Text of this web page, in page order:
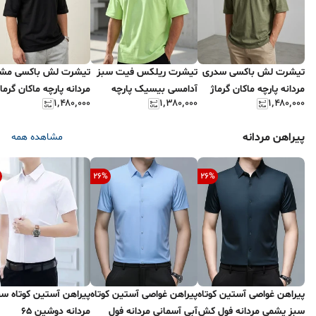
تیشرت لش باکسی سدری
مردانه پارچه ماکان گرماژ
بالا
۱٬۴۸۰٬۰۰۰
تیشرت ریلکس فیت سبز
آدامسی بیسیک پارچه
غواصی کش درجه یک
۱٬۳۸۰٬۰۰۰
تیشرت لش باکسی
مردانه پارچه ماکان
بالا
۱٬۴۸۰٬۰۰۰
پیراهن مردانه مشاهده همه
26%
پیراهن غواصی آستین کوتاه
سبز یشمی مردانه فول کش
26%
پیراهن غواصی آستین کوتاه
آبی آسمانی مردانه فول
پیراهن آستین کوتاه
مردانه دوشین 65